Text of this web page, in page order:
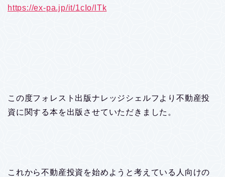
https://ex-pa.jp/it/1cIo/lTk
この度フォレスト出版ナレッジシェルフより不動産投
資に関する本を出版させていただきました。
これから不動産投資を始めようと考えている人向けの